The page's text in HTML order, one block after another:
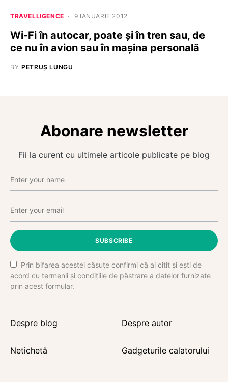
TRAVELLIGENCE 9 IANUARIE 2012
Wi-Fi în autocar, poate și în tren sau, de
ce nu în avion sau în mașina personală
BY PETRUȘ LUNGU
Abonare newsletter
Fii la curent cu ultimele articole publicate pe blog
SUBSCRIBE
Prin bifarea acestei căsuțe confirmi că ai citit și ești de
acord cu termenii și condițiile de păstrare a datelor furnizate
prin acest formular.
Despre blog Despre autor
Netichetă Gadgeturile calatorului